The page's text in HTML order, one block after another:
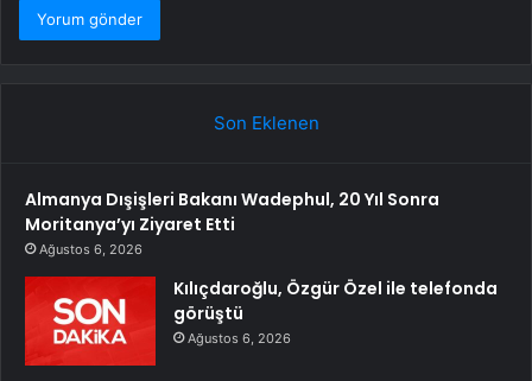
Son Eklenen
Almanya Dışişleri Bakanı Wadephul, 20 Yıl Sonra
Moritanya’yı Ziyaret Etti
Ağustos 6, 2026
Kılıçdaroğlu, Özgür Özel ile telefonda
görüştü
Ağustos 6, 2026